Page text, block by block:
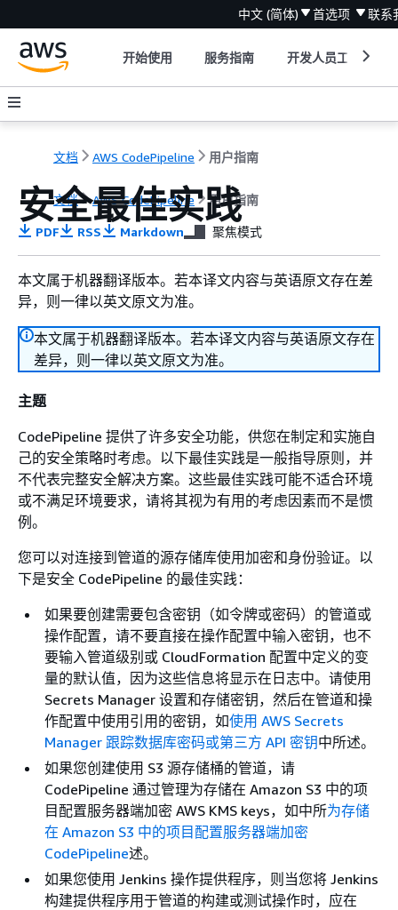
中文 (简体) 首选项 联系
开始使用 服务指南 开发人员工具
文档 AWS CodePipeline 用户指南
文档 AWS CodePipeline 用户指南
安全最佳实践
PDF RSS Markdown 聚焦模式
本文属于机器翻译版本。若本译文内容与英语原文存在差
异，则一律以英文原文为准。
本文属于机器翻译版本。若本译文内容与英语原文存在
差异，则一律以英文原文为准。
主题
CodePipeline 提供了许多安全功能，供您在制定和实施自
己的安全策略时考虑。以下最佳实践是一般指导原则，并
不代表完整安全解决方案。这些最佳实践可能不适合环境
或不满足环境要求，请将其视为有用的考虑因素而不是惯
例。
您可以对连接到管道的源存储库使用加密和身份验证。以
下是安全 CodePipeline 的最佳实践：
如果要创建需要包含密钥（如令牌或密码）的管道或
操作配置，请不要直接在操作配置中输入密钥，也不
要输入管道级别或 CloudFormation 配置中定义的变
量的默认值，因为这些信息将显示在日志中。请使用
Secrets Manager 设置和存储密钥，然后在管道和操
作配置中使用引用的密钥，如使用 AWS Secrets
Manager 跟踪数据库密码或第三方 API 密钥中所述。
如果您创建使用 S3 源存储桶的管道，请
CodePipeline 通过管理为存储在 Amazon S3 中的项
目配置服务器端加密 AWS KMS keys，如中所为存储
在 Amazon S3 中的项目配置服务器端加密
CodePipeline述。
如果您使用 Jenkins 操作提供程序，则当您将 Jenkins
构建提供程序用于管道的构建或测试操作时，应在